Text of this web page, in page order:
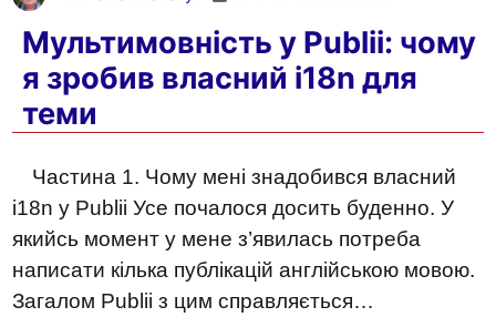
Мультимовність у Publii: чому
я зробив власний i18n для
теми
Частина 1. Чому мені знадобився власний
i18n у Publii Усе почалося досить буденно. У
якийсь момент у мене з’явилась потреба
написати кілька публікацій англійською мовою.
Загалом Publii з цим справляється…